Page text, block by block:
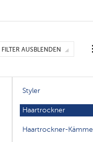
FILTER AUSBLENDEN
Styler
Haartrockner
Haartrockner-Kämme